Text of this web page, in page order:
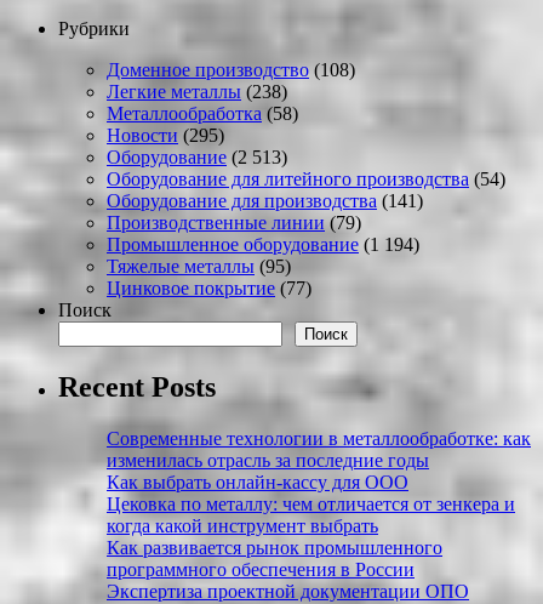
Рубрики
Доменное производство (108)
Легкие металлы (238)
Металлообработка (58)
Новости (295)
Оборудование (2 513)
Оборудование для литейного производства (54)
Оборудование для производства (141)
Производственные линии (79)
Промышленное оборудование (1 194)
Тяжелые металлы (95)
Цинковое покрытие (77)
Поиск
Поиск
Recent Posts
Современные технологии в металлообработке: как
изменилась отрасль за последние годы
Как выбрать онлайн-кассу для ООО
Цековка по металлу: чем отличается от зенкера и
когда какой инструмент выбрать
Как развивается рынок промышленного
программного обеспечения в России
Экспертиза проектной документации ОПО